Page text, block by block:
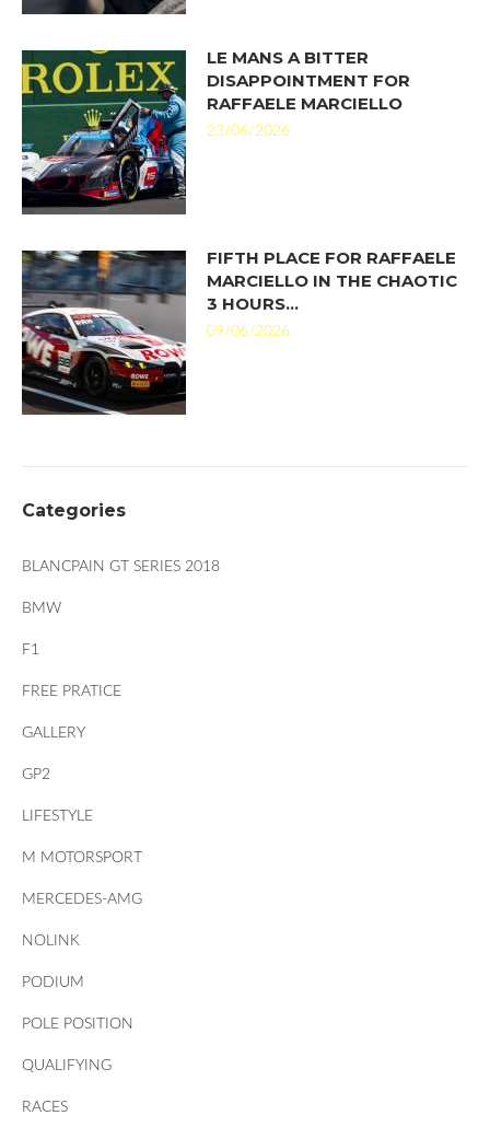
LE MANS A BITTER
DISAPPOINTMENT FOR
RAFFAELE MARCIELLO
23/06/2026
FIFTH PLACE FOR RAFFAELE
MARCIELLO IN THE CHAOTIC
3 HOURS…
09/06/2026
Categories
BLANCPAIN GT SERIES 2018
BMW
F1
FREE PRATICE
GALLERY
GP2
LIFESTYLE
M MOTORSPORT
MERCEDES-AMG
NOLINK
PODIUM
POLE POSITION
QUALIFYING
RACES